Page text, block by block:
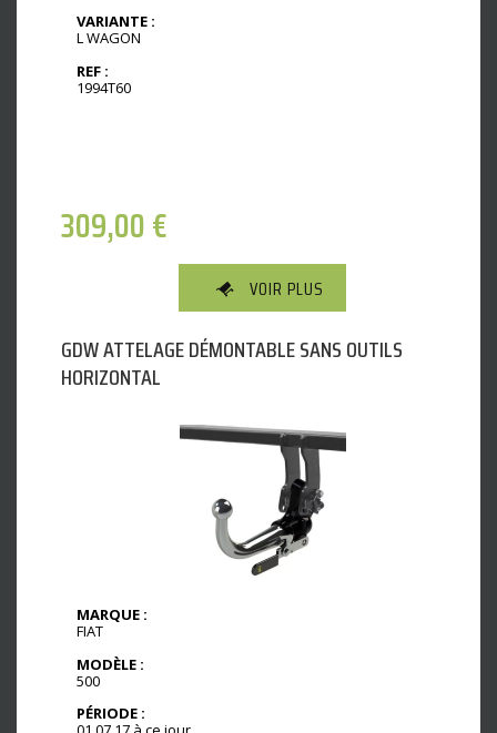
VARIANTE :
L WAGON
REF :
1994T60
309,00€
VOIR PLUS
GDW ATTELAGE DÉMONTABLE SANS OUTILS
HORIZONTAL
MARQUE :
FIAT
MODÈLE :
500
PÉRIODE :